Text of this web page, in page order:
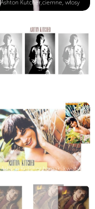
Ashton Kutcher,ciemne, włosy
Ashton Kutcher,hamak, kwiaty